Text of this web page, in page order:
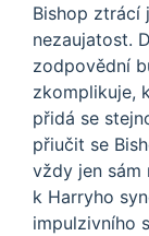
Bishop ztrácí
nezaujatost.
zodpovědní
zkomplikuje,
přidá se
přiučit se
vždy jen sám
k Harryho
impulzivního